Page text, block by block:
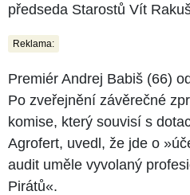
předseda Starostů Vít
Reklama:
Premiér Andrej Babiš (66)
Po zveřejnění závěrečné
komise, který souvisí s
Agrofert, uvedl, že jde o
audit uměle vyvolaný
Pirátů«.